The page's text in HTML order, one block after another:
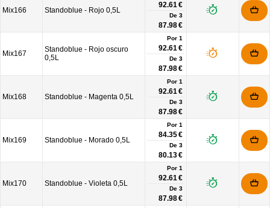
Mix166 Standoblue - Rojo 0,5L
92.61 €
De 3
87.98 €
Mix167
Standoblue - Rojo oscuro
0,5L
Por 1
92.61 €
De 3
87.98 €
Mix168 Standoblue - Magenta 0,5L
Por 1
92.61 €
De 3
87.98 €
Mix169 Standoblue - Morado 0,5L
Por 1
84.35 €
De 3
80.13 €
Mix170 Standoblue - Violeta 0,5L
Por 1
92.61 €
De 3
87.98 €